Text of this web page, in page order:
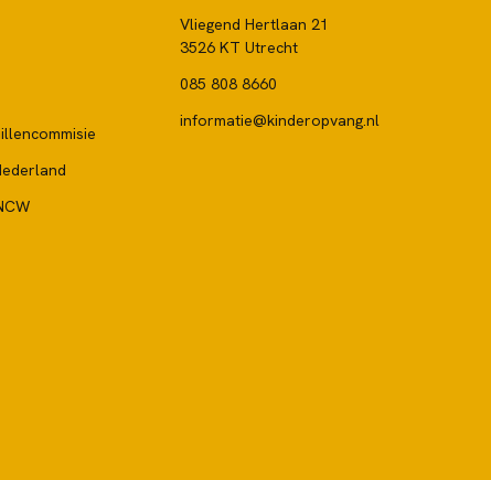
Vliegend Hertlaan 21
3526 KT Utrecht
085 808 8660
informatie@kinderopvang.nl